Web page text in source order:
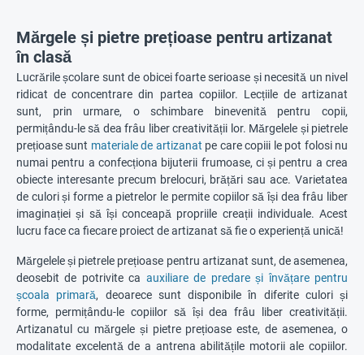
Mărgele și pietre prețioase pentru artizanat
în clasă
Lucrările școlare sunt de obicei foarte serioase și necesită un nivel
ridicat de concentrare din partea copiilor. Lecțiile de artizanat
sunt, prin urmare, o schimbare binevenită pentru copii,
permițându-le să dea frâu liber creativității lor. Mărgelele și pietrele
prețioase sunt materiale de artizanat pe care copiii le pot folosi nu
numai pentru a confecționa bijuterii frumoase, ci și pentru a crea
obiecte interesante precum brelocuri, brățări sau ace. Varietatea
de culori și forme a pietrelor le permite copiilor să își dea frâu liber
imaginației și să își conceapă propriile creații individuale. Acest
lucru face ca fiecare proiect de artizanat să fie o experiență unică!
Mărgelele și pietrele prețioase pentru artizanat sunt, de asemenea,
deosebit de potrivite ca auxiliare de predare și învățare pentru
școala primară, deoarece sunt disponibile în diferite culori și
forme, permițându-le copiilor să își dea frâu liber creativității.
Artizanatul cu mărgele și pietre prețioase este, de asemenea, o
modalitate excelentă de a antrena abilitățile motorii ale copiilor.